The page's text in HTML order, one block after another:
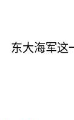
东大海军这